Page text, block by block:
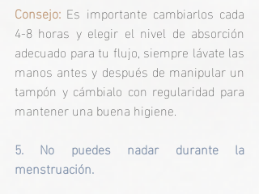
Consejo: Es importante cambiarlos cada
4-8 horas y elegir el nivel de absorción
adecuado para tu flujo, siempre lávate las
manos antes y después de manipular un
tampón y cámbialo con regularidad para
mantener una buena higiene.
5. No puedes nadar durante la
menstruación.